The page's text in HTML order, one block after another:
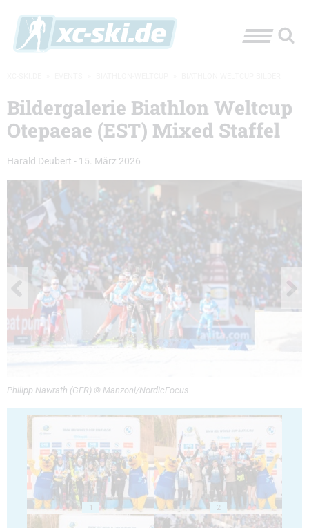
Bildergalerie Biathlon Weltcup
Otepaeae (EST) Mixed Staffel
Harald Deubert - 15. März 2026
Philipp Nawrath (GER) © Manzoni/NordicFocus
1 2